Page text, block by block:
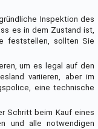
Inspektion des
es in dem Zustand ist,
feststellen, sollten Sie
um es legal auf den
variieren, aber im
eine technische
Schritt beim Kauf eines
und alle notwendigen